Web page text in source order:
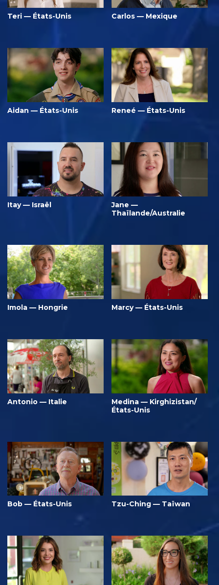
Teri — États-Unis Carlos — Mexique
Aidan — États-Unis Reneé — États-Unis
Itay — Israël
Jane —
Thaïlande/Australie
Imola — Hongrie Marcy — États-Unis
Antonio — Italie
Medina — Kirghizistan/
États-Unis
Bob — États-Unis Tzu-Ching — Taïwan